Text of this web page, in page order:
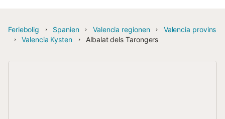
Feriebolig Spanien Valencia regionen
Valencia provins
Valencia Kysten
Albalat dels Tarongers